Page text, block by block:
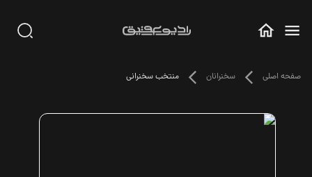
صفحه اصلی سخنرانان منتخب سخنرانی